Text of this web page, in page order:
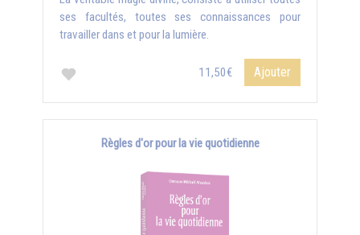
ses facultés, toutes ses connaissances pour
travailler dans et pour la lumière.
11,50€ Ajouter
Règles d'or pour la vie quotidienne